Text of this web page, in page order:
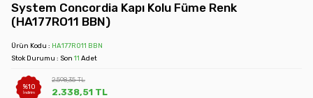
System Concordia Kapı Kolu Füme Renk
(HA177RO11 BBN)
Ürün Kodu : HA177RO11 BBN
Stok Durumu : Son 11 Adet
%10
İndirim
2.598,35TL
2.338,51 TL